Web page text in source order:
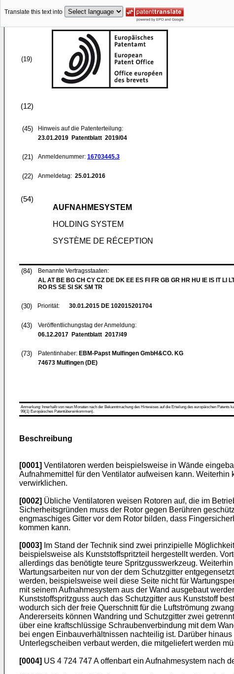
Translate this text into
(19)
(12)
(45)
Hinweis auf die Patenterteilung:
23.01.2019 Patentblatt 2019/04
(21) Anmeldenummer: 16703445.3
(22) Anmeldetag: 25.01.2016
(54)
AUFNAHMESYSTEM
HOLDING SYSTEM
SYSTÈME DE RÉCEPTION
(84)
Benannte Vertragsstaaten:
AL AT BE BG CH CY CZ DE DK EE ES FI FR GB GR HR HU IE IS IT LI
RO RS SE SI SK SM TR
(30) Priorität: 30.01.2015 DE 102015201704
(43)
Veröffentlichungstag der Anmeldung:
06.12.2017 Patentblatt 2017/49
(73) Patentinhaber: EBM-Papst Mulfingen GmbH&CO. KG
74673 Mulfingen (DE)
Anmerkung: Innerhalb von neun Monaten nach der Bekanntmachung des Hinweises auf die Erteilung des europäischen
99(1) Europäisches Patentübereinkommen).
Beschreibung
[0001] Ventilatoren werden beispielsweise in Wände
Aufnahmemittel für den Ventilator aufweisen kann.
verwirklichen.
[0002] Übliche Ventilatoren weisen Rotoren auf, die im
Sicherheitsgründen muss der Rotor gegen Berühren
engmaschiges Gitter vor dem Rotor bilden, dass
kommen kann.
[0003]
Im Stand der Technik sind zwei prinzipielle
beispielsweise als Kunststoffspritzteil hergestellt werden.
allerdings das benötigte teure Spritzgusswerkzeug.
Wartungsarbeiten nur von der dem Schutzgitter
werden, beispielsweise weil diese Seite nicht für
mit seinem Aufnahmesystem aus der Wand ausgebaut
Kunststoffspritzguss auch das Schutzgitter aus Kunststoff
wodurch sich der freie Querschnitt für die Luftströmung
Andererseits können Wandring und Schutzgitter zwei
über eine kraftschlüssige Schraubenverbindung mit dem
bei engen Einbauverhältnissen nachteilig ist. Darüber
Unterlegscheiben verbaut werden, die mitgeliefert werden
[0004] US 4 724 747 Aoffenbart ein Aufnahmesystem nach